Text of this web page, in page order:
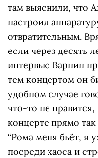
там выяснили, что
настроил
отвратительным.
если через десять
интервью Варнин
тем концертом он
удобном случае
что-то не
концерте прямо так
“Рома меня бьёт, я
посреди хаоса и